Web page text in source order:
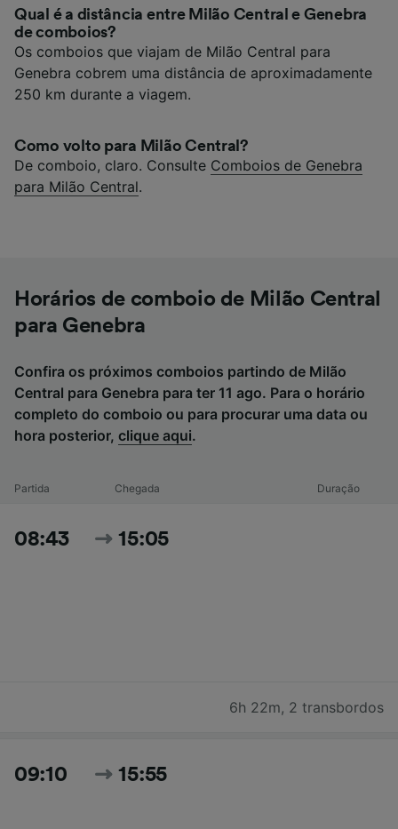
Qual é a distância entre Milão Central e Genebra
de comboios?
Os comboios que viajam de Milão Central para
Genebra cobrem uma distância de aproximadamente
250 km durante a viagem.
Como volto para Milão Central?
De comboio, claro. Consulte Comboios de Genebra
para Milão Central.
Horários de comboio de Milão Central
para Genebra
Confira os próximos comboios partindo de Milão
Central para Genebra para ter 11 ago. Para o horário
completo do comboio ou para procurar uma data ou
hora posterior, clique aqui.
Partida Chegada Duração
08:43 15:05
6h 22m, 2 transbordos
09:10 15:55